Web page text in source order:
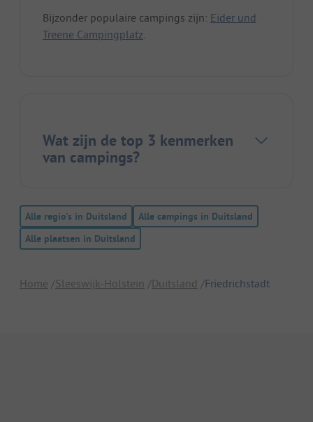
Bijzonder populaire campings zijn: Eider und
Treene Campingplatz
Wat zijn de top 3 kenmerken
van campings?
Alle regio's in Duitsland
Alle campings in Duitsland
Alle plaatsen in Duitsland
Home Sleeswijk-Holstein Duitsland Friedrichstadt